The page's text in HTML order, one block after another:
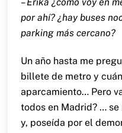
por ahí? ¿hay buses
parking más cercano?
Un año hasta me
billete de metro y
aparcamiento… Pero
todos en Madrid? …
y, poseída por el